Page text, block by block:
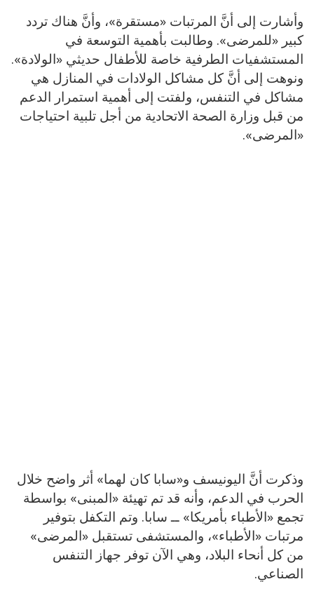
وأشارت إلى أنَّ المرتبات «مستقرة»، وأنَّ هناك تردد
كبير «للمرضى». وطالبت بأهمية التوسعة في
المستشفيات الطرفية خاصة للأطفال حديثي «الولادة».
ونوهت إلى أنَّ كل مشاكل الولادات في المنازل هي
مشاكل في التنفس، ولفتت إلى أهمية استمرار الدعم
من قبل وزارة الصحة الاتحادية من أجل تلبية احتياجات
«المرضى».
وذكرت أنَّ اليونيسف و«سابا كان لهما» أثر واضح خلال
الحرب في الدعم، وأنه قد تم تهيئة «المبنى» بواسطة
تجمع «الأطباء بأمريكا» ــ سابا. وتم التكفل بتوفير
مرتبات «الأطباء»، والمستشفى تستقبل «المرضى»
من كل أنحاء البلاد، وهي الآن توفر جهاز التنفس
الصناعي.